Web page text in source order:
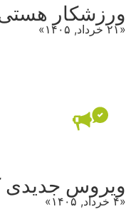
ورزشکار
«۲۱ خرداد, ۱۴۰۵»
ویروس جدیدی
«۴ خرداد, ۱۴۰۵»